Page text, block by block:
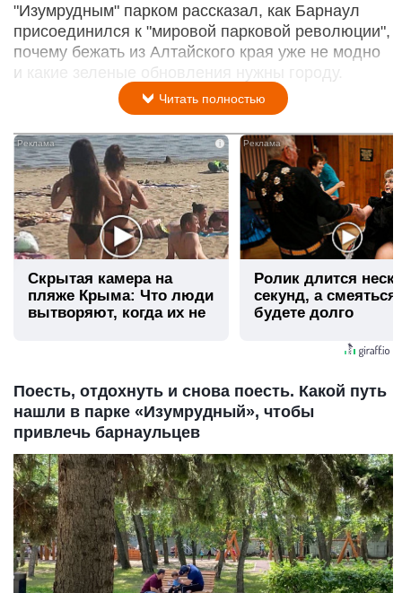
"Изумрудным" парком рассказал, как Барнаул
присоединился к "мировой парковой революции",
почему бежать из Алтайского края уже не модно
и какие зеленые обновления нужны городу.
Читать полностью
i
Скрытая камера на
пляже Крыма: Что люди
вытворяют, когда их не
Ролик длится
секунд, а
будете долго
Поесть, отдохнуть и снова поесть. Какой путь
нашли в парке «Изумрудный», чтобы
привлечь барнаульцев